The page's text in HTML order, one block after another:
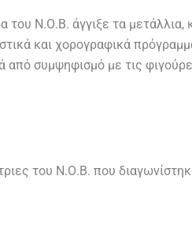
Ν.Ο.Β. άγγιξε τα μετάλλια,
και χορογραφικά
συμψηφισμό με τις
του Ν.Ο.Β. που